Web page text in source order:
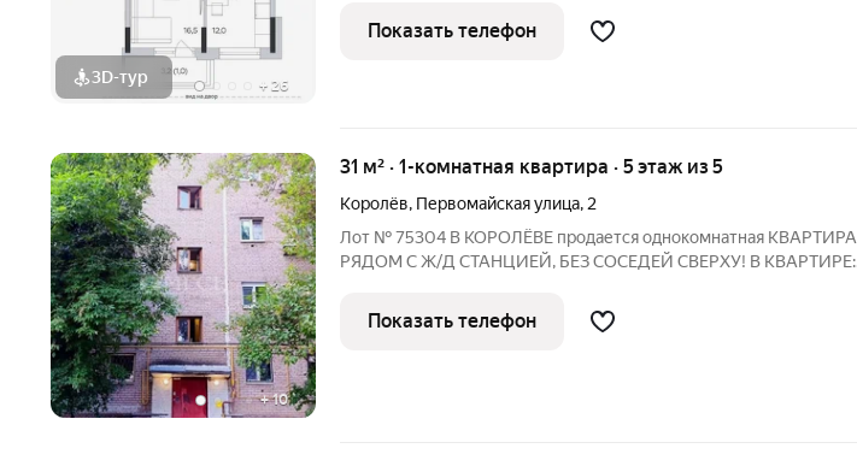
3D-тур + 26
«Специализированный застройщик «КомфортИнвест» на
просторной территории в 49 гектаров.
Показать телефон
+10
31 м² · 1-комнатная квартира · 5 этаж из 5
Королёв, Первомайская улица, 2
Лот № 75304 В КОРОЛЁВЕ продается однокомнатная КВАРТИРА
РЯДОМ С Ж/Д СТАНЦИЕЙ, БЕЗ СОСЕДЕЙ СВЕРХУ! В КВАРТИРЕ:
квартире линейная планировка, окна выходят во двор. Остается
вся мебель и
Показать телефон